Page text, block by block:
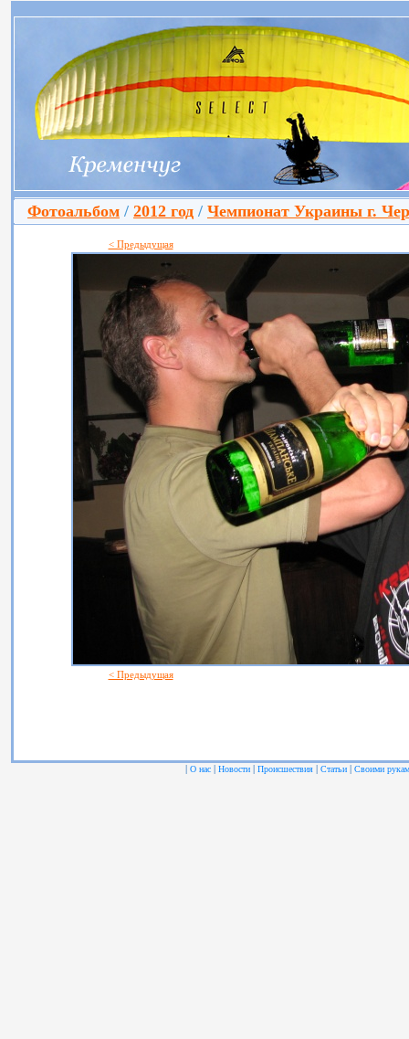
Фотоальбом / 2012 год / Чемпионат Украины г.
< Предыдущая
< Предыдущая
| О нас | Новости | Происшествия | Статьи | Своими